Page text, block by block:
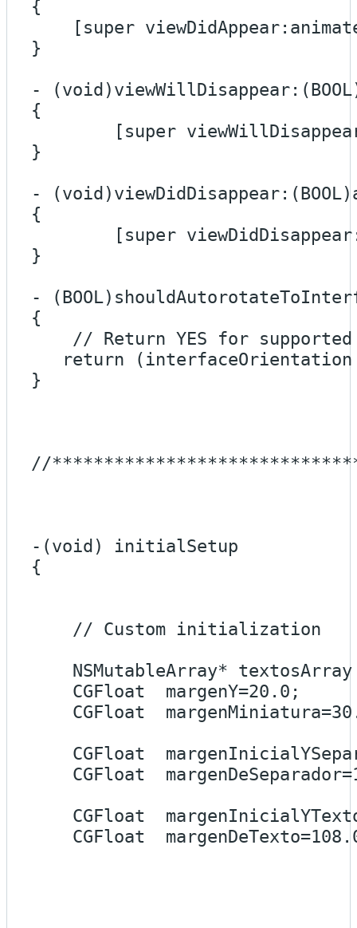
{
[super
}
-
{
}
-
{
}
-
{
// Return YES for
return
}
//
-(void) initialSetup
{
    // Custom initialization
NSMutableArray*
    CGFloat  margenY=20.0;
CGFloat
CGFloat
CGFloat
CGFloat
CGFloat